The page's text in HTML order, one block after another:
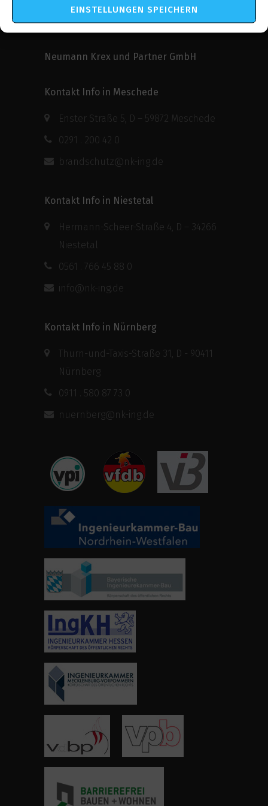
EINSTELLUNGEN SPEICHERN
Neumann Krex und Partner GmbH
Kontakt Info in Meschede
Enster Straße 5, D – 59872 Meschede
0291 . 200 42 0
brandschutz@nk-ing.de
Kontakt Info in Niestetal
Hermann-Scheer-Straße 4, D – 34266
Niestetal
0561 . 766 45 88 0
info@nk-ing.de
Kontakt Info in Nürnberg
Thurn-und-Taxis-Straße 31, D - 90411
Nürnberg
0911 . 580 87 73 0
nuernberg@nk-ing.de